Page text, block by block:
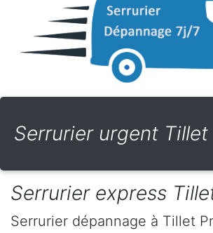
Serrurier urgent Tillet
Serrurier express
Serrurier dépannage à Tillet